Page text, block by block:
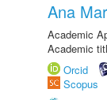
Ana
Academic
Academic
Orcid
Scopus